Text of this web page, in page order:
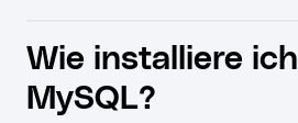
Wie installiere ich
MySQL?